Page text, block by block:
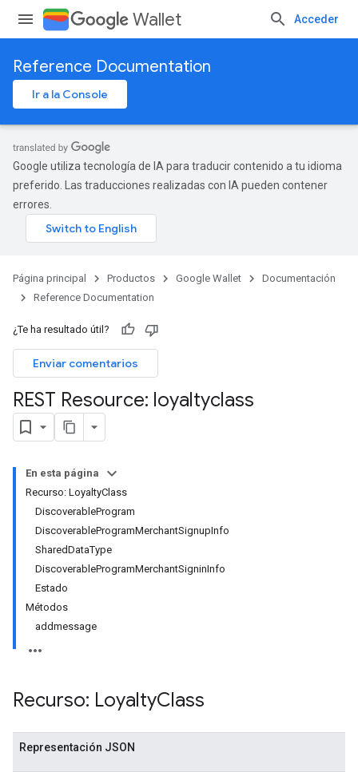
Wallet Acceder
Reference Documentation
Ir a la Console
Google utiliza tecnología de IA para traducir contenido a tu idioma
preferido. Las traducciones realizadas con IA pueden contener
errores.
Página principal Productos Google Wallet
Documentación
Reference Documentation
¿Te ha resultado útil?
Enviar comentarios
REST Resource: loyaltyclass
En esta página
Recurso: LoyaltyClass
DiscoverableProgram
DiscoverableProgramMerchantSignupInfo
SharedDataType
DiscoverableProgramMerchantSigninInfo
Estado
Métodos
addmessage
Recurso: LoyaltyClass
Representación JSON